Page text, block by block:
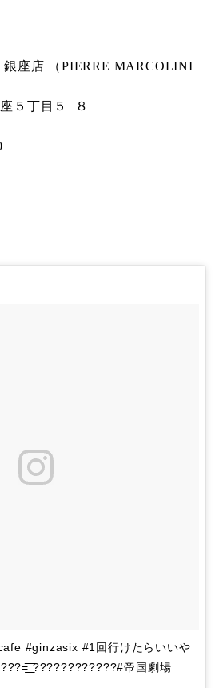
銀座店 （PIERRE MARCOLINI
５丁目５−８
#ginzasix #1回行けたらいいや
????????????#帝国劇場